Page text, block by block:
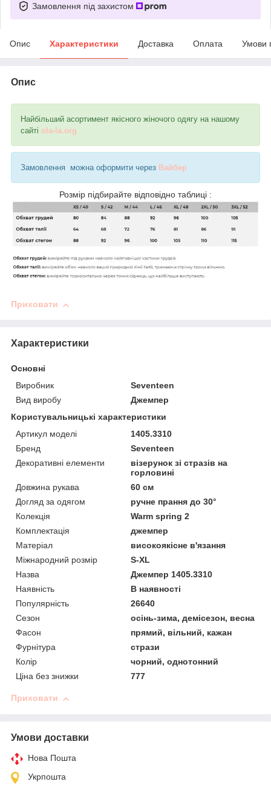
Замовлення під захистом
Опис Характеристики Доставка Оплата Умови
Опис
Найбільший асортимент якісного жіночого одягу на нашому
сайті ola-la.org
Замовлення можна оформити через Вайбер
Розмір підбирайте відповідно таблиці :
Приховати
Характеристики
Основні
Виробник
Seventeen
Вид виробу
Джемпер
Користувальницькі характеристики
Артикул моделі
1405.3310
Бренд
Seventeen
Декоративні елементи
візерунок зі стразів на
горловині
Довжина рукава
60 см
Догляд за одягом
ручне прання до 30°
Колекція
Warm spring 2
Комплектація
джемпер
Матеріал
високоякісне в'язання
Міжнародний розмір
S-XL
Назва
Джемпер 1405.3310
Наявність
В наявності
Популярність
26640
Сезон
осінь-зима, демісезон, весна
Фасон
прямий, вільний, кажан
Фурнітура
стрази
Колір
чорний, однотонний
Ціна без знижки
777
Приховати
Умови доставки
Нова Пошта
Укрпошта